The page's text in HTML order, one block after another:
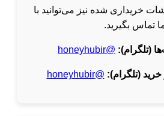
خریداری شده نیز می‌توانید با
تماس بگیرید.
(تلگرام): @honeyhubir
(تلگرام): @honeyhubir